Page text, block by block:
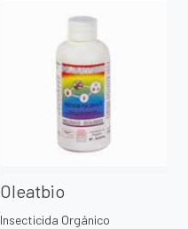
Oleatbio
Insecticida Orgánico